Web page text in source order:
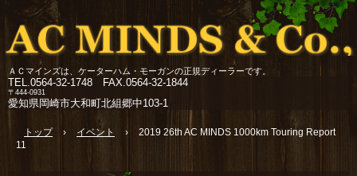
ＡＣマインズは、ケーターハム・モーガンの正規ディーラーです。
TEL.0564-32-1748 FAX.0564-32-1844
〒444-0931
愛知県岡崎市大和町北組郷中103-1
トップ › イベント ›
2019 26th AC MINDS 1000km Touring Report
11